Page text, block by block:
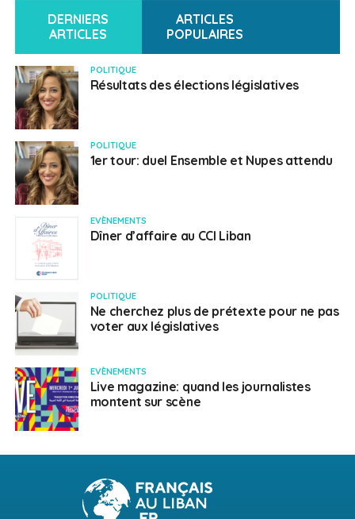
DERNIERS
ARTICLES
ARTICLES
POPULAIRES
POLITIQUE
Résultats des élections législatives
POLITIQUE
1er tour: duel Ensemble et Nupes attendu
EVÈNEMENTS
Dîner d’affaire au CCI Liban
POLITIQUE
Ne cherchez plus de prétexte pour ne pas
voter aux législatives
EVÈNEMENTS
Live magazine: quand les journalistes
montent sur scène